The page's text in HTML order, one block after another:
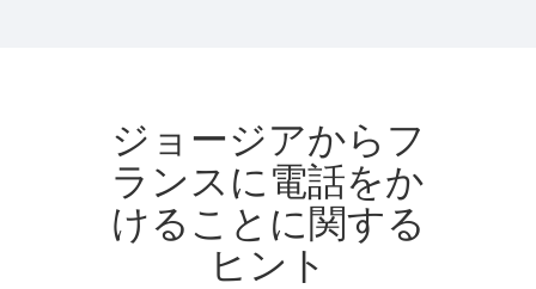
ジョージアからフ
ランスに電話をか
けることに関する
ヒント